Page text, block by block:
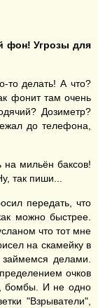
фон! Угрозы для
то делать! А что?
фонит там очень
Дозиметр?
до телефона,
на мильён баксов!
так пиши...
передать, что
можно быстрее.
что тот мне
на скамейку в
делами.
очков
бомбы. И не одно
"Взрыватели",